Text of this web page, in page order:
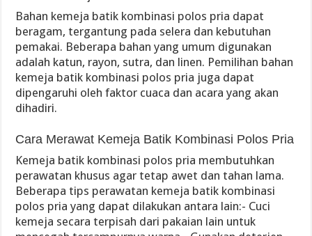
Bahan kemeja batik kombinasi polos pria dapat
beragam, tergantung pada selera dan kebutuhan
pemakai. Beberapa bahan yang umum digunakan
adalah katun, rayon, sutra, dan linen. Pemilihan bahan
kemeja batik kombinasi polos pria juga dapat
dipengaruhi oleh faktor cuaca dan acara yang akan
dihadiri.
Cara Merawat Kemeja Batik Kombinasi Polos Pria
Kemeja batik kombinasi polos pria membutuhkan
perawatan khusus agar tetap awet dan tahan lama.
Beberapa tips perawatan kemeja batik kombinasi
polos pria yang dapat dilakukan antara lain:- Cuci
kemeja secara terpisah dari pakaian lain untuk